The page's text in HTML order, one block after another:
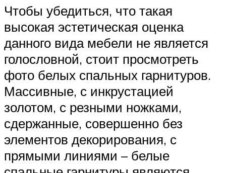
Чтобы убедиться, что такая
высокая эстетическая оценка
данного вида мебели не является
голословной, стоит просмотреть
фото белых спальных гарнитуров.
Массивные, с инкрустацией
золотом, с резными ножками,
сдержанные, совершенно без
элементов декорирования, с
прямыми линиями – белые